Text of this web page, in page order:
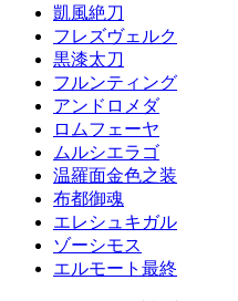
凱風絶刀
フレズヴェルク
黒漆太刀
フルンティング
アンドロメダ
ロムフェーヤ
ムルシエラゴ
温羅面金色之装
布都御魂
エレシュキガル
ゾーシモス
エルモート最終